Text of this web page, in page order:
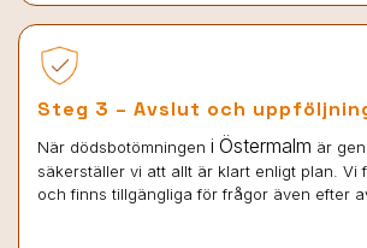
Steg 3 – Avslut och
När dödsbotömningen i Östermalm är
säkerställer vi att allt är klart enligt plan. Vi
och finns tillgängliga för frågor även efter